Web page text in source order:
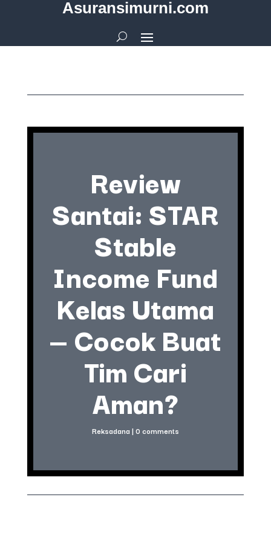
Asuransimurni.com
Review
Santai: STAR
Stable
Income Fund
Kelas Utama
— Cocok Buat
Tim Cari
Aman?
Reksadana | 0 comments